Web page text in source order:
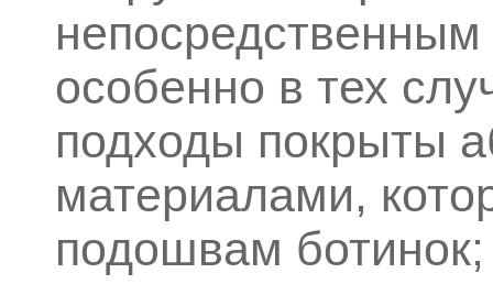
особенно в тех
подходы покрыты
материалами,
подошвам ботинок;